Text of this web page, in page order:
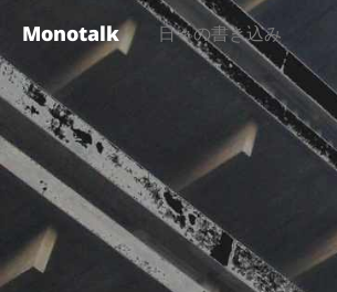
Monotalk 日々の書き込み